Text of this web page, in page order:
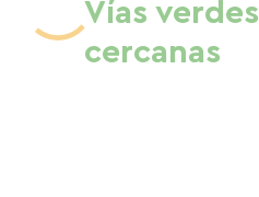
Vías verdes
cercanas